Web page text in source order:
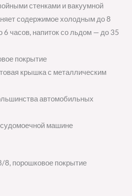
стенками и вакуумной
содержимое холодным до 8
6 часов, напиток со льдом — до 35
покрытие
крышка с металлическим
автомобильных
машине
порошковое покрытие